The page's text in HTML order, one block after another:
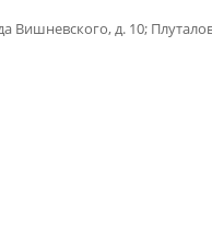
Вишневского, д. 10;